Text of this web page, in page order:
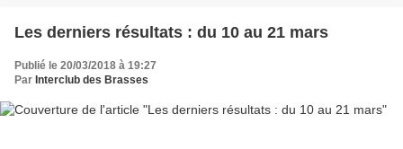
Les derniers résultats : du 10 au 21 mars
Publié le 20/03/2018 à 19:27
Par Interclub des Brasses